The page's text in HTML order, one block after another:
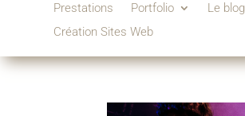
Prestations Portfolio Le blog
Création Sites Web